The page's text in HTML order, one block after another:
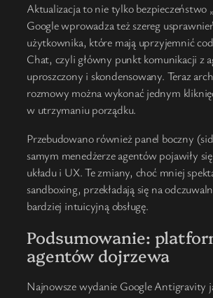
Aktualizacja to nie tylko bezpieczeństwo
Google wprowadza też szereg
użytkownika, które mają uprzyjemnić
Chat, czyli główny punkt komunikacji z
uproszczony i skondensowany. Teraz
rozmowy można wykonać jednym
w utrzymaniu porządku.
Przebudowano również panel boczny
samym menedżerze agentów pojawiły
układu i UX. Te zmiany, choć mniej
sandboxing, przekładają się na
bardziej intuicyjną obsługę.
Podsumowanie:
agentów dojrzewa
Najnowsze wydanie Google Antigravity